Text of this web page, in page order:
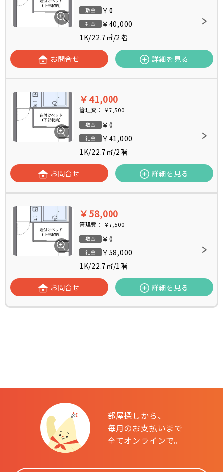
敷金 ￥0
礼金
￥40,000
1K/22.7㎡/2階
お問合せ 詳細を見る
￥41,000
管理費： ￥7,500
敷金 ￥0
礼金
￥41,000
1K/22.7㎡/2階
お問合せ 詳細を見る
￥58,000
管理費： ￥7,500
敷金 ￥0
礼金
￥58,000
1K/22.7㎡/1階
お問合せ 詳細を見る
部屋探しから、
毎月のお支払いまで
全てオンラインで。